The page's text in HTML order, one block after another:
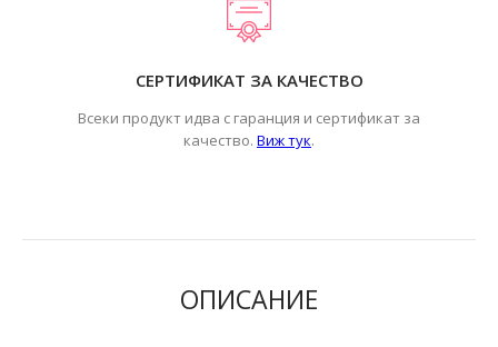
СЕРТИФИКАТ ЗА КАЧЕСТВО
Всеки продукт идва с гаранция и сертификат за
качество. Виж тук.
ОПИСАНИЕ